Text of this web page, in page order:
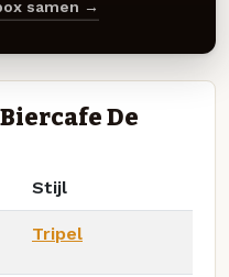
samen →
De
Stijl
Tripel